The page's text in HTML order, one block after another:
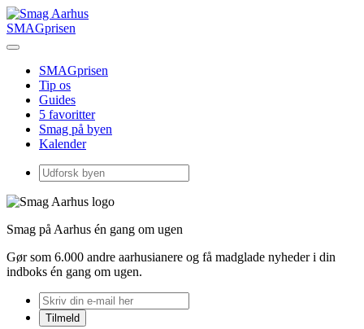
SMAGprisen
SMAGprisen
Tip os
Guides
5 favoritter
Smag på byen
Kalender
Smag på Aarhus én gang om ugen
Gør som 6.000 andre aarhusianere og få madglade nyheder i din
indboks én gang om ugen.